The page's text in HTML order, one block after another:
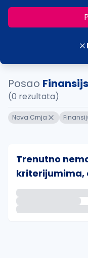
Posao
(0 rezultata)
Nova Crnja
Trenutno
kriterijumima,